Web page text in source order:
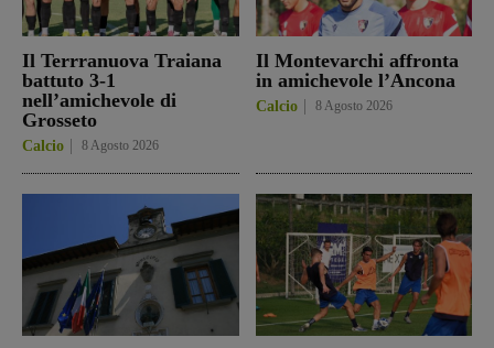
Il Terrranuova Traiana
battuto 3-1
nell’amichevole di
Grosseto
Calcio 8 Agosto 2026
Il Montevarchi affronta
in amichevole l’Ancona
Calcio 8 Agosto 2026